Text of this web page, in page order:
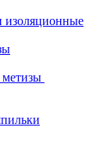
изоляционные